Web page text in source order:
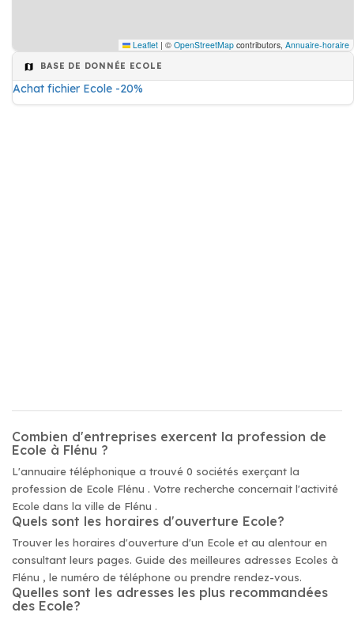
Leaflet | © OpenStreetMap contributors, Annuaire-horaire
BASE DE DONNÉE ECOLE
Achat fichier Ecole -20%
Combien d'entreprises exercent la profession de
Ecole à Flénu ?
L'annuaire téléphonique a trouvé 0 sociétés exerçant la
profession de Ecole Flénu . Votre recherche concernait l'activité
Ecole dans la ville de Flénu .
Quels sont les horaires d'ouverture Ecole?
Trouver les horaires d'ouverture d'un Ecole et au alentour en
consultant leurs pages. Guide des meilleures adresses Ecoles à
Flénu , le numéro de téléphone ou prendre rendez-vous.
Quelles sont les adresses les plus recommandées
des Ecole?